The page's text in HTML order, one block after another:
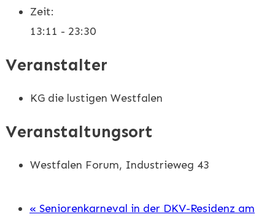
Zeit:
13:11 - 23:30
Veranstalter
KG die lustigen Westfalen
Veranstaltungsort
Westfalen Forum, Industrieweg 43
« Seniorenkarneval in der DKV-Residenz am